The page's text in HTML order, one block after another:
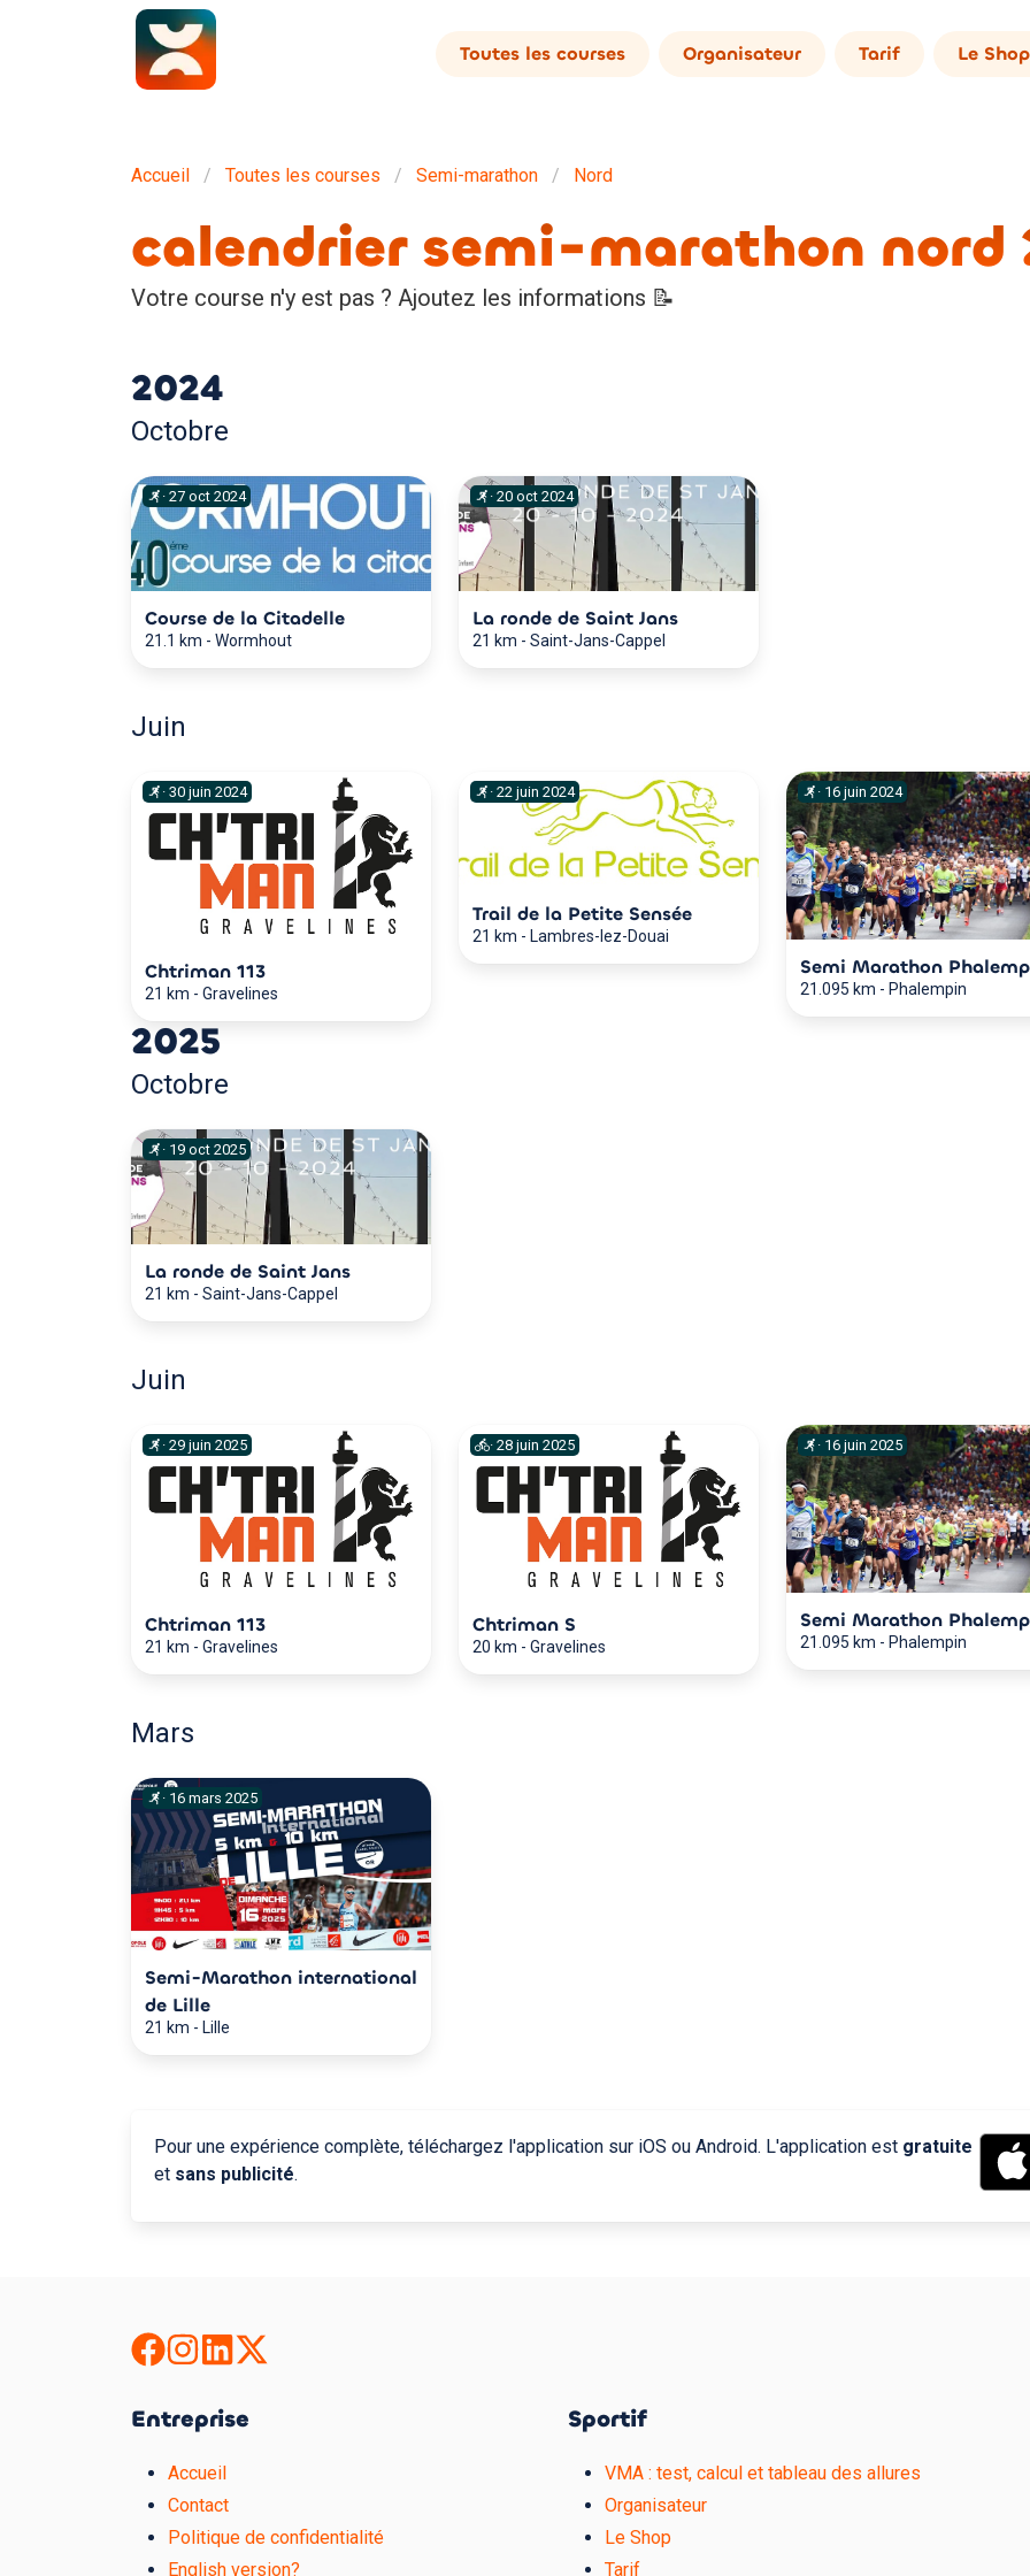
Toutes les courses Organisateur Tarif Le Shop
Accueil Toutes les courses Semi-marathon Nord
calendrier semi-marathon nord
Votre course n'y est pas ? Ajoutez les informations 📝
2024
Octobre
· 27 oct 2024
Course de la Citadelle
21.1 km - Wormhout
· 20 oct 2024
La ronde de Saint Jans
21 km - Saint-Jans-Cappel
Juin
· 30 juin 2024
Chtriman 113
21 km - Gravelines
· 22 juin 2024
Trail de la Petite Sensée
21 km - Lambres-lez-Douai
· 16 juin 2024
Semi Marathon
21.095 km - Phalempin
2025
Octobre
· 19 oct 2025
La ronde de Saint Jans
21 km - Saint-Jans-Cappel
Juin
· 29 juin 2025
Chtriman 113
21 km - Gravelines
· 28 juin 2025
Chtriman S
20 km - Gravelines
· 16 juin 2025
Semi Marathon
21.095 km - Phalempin
Mars
· 16 mars 2025
Semi-Marathon international
de Lille
21 km - Lille
Pour une expérience complète, téléchargez l'application sur iOS ou Android. L'application est gratuite
et sans publicité.
Entreprise
Accueil
Contact
Politique de confidentialité
English version?
Sportif
VMA : test, calcul et tableau des allures
Organisateur
Le Shop
Tarif